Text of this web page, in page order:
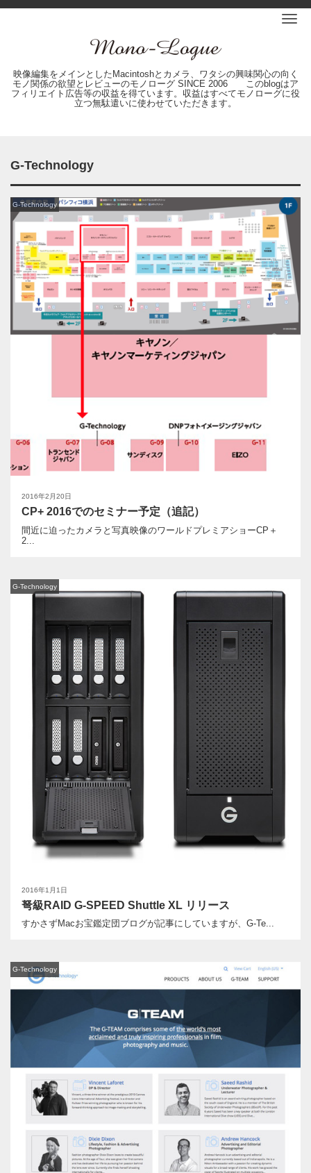
映像編集をメインとしたMacintoshとカメラ、ワタシの興味関心の向く
モノ関係の欲望とレビューのモノローグ SINCE 2006 このblogはア
フィリエイト広告等の収益を得ています。収益はすべてモノローグに役
立つ無駄遣いに使わせていただきます。
G-Technology
2016年2月20日
G-Technology
CP+ 2016でのセミナー予定（追記）
間近に迫ったカメラと写真映像のワールドプレミアショーCP＋
2...
2016年1月1日
G-Technology
弩級RAID G-SPEED Shuttle XL リリース
すかさずMacお宝鑑定団ブログが記事にしていますが、G-Te...
G-Technology